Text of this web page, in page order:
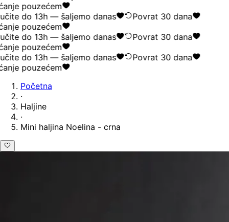
pouzećem
do 13h — šaljemo danas
Povrat 30 dana
pouzećem
do 13h — šaljemo danas
Povrat 30 dana
pouzećem
do 13h — šaljemo danas
Povrat 30 dana
pouzećem
Početna
·
Haljine
·
Mini haljina Noelina - crna